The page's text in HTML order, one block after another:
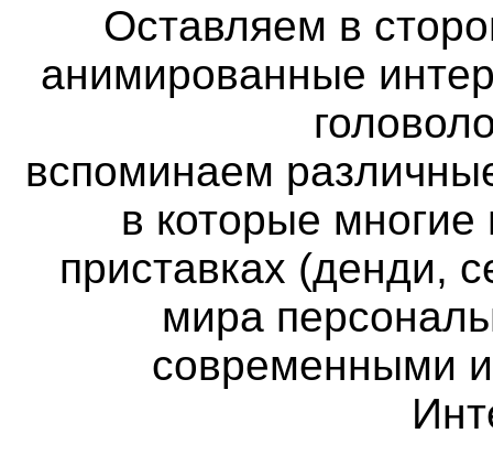
Оставляем в
анимированные
вспоминаем
в которые
приставках (денди,
мира
современными